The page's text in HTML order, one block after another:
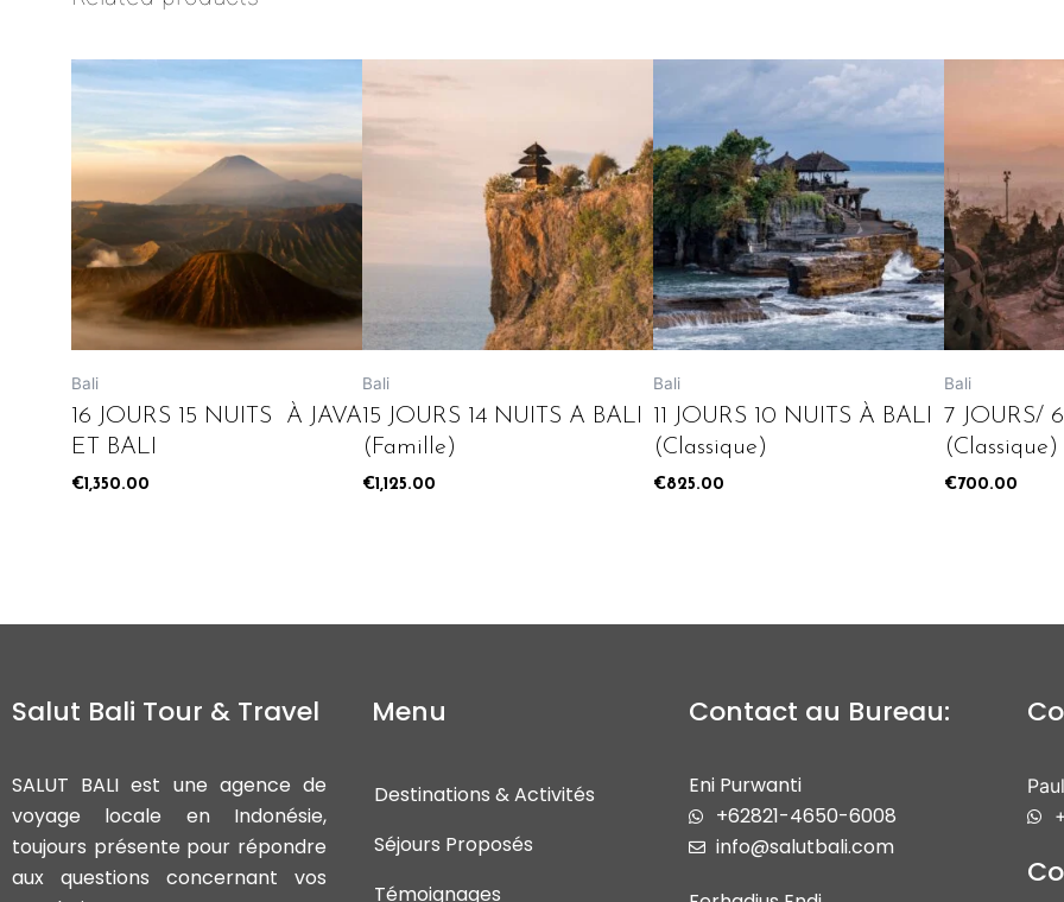
Bali
16 JOURS 15 NUITS À JAVA
ET BALI
€1,350.00
Bali
15 JOURS 14 NUITS A BALI
(Famille)
€1,125.00
Bali
11 JOURS 10 NUITS À BALI
(Classique)
€825.00
Bali
7 JOURS/
(Classique)
€700.00
Salut Bali Tour & Travel
SALUT BALI est une agence de
voyage locale en Indonésie,
toujours présente pour répondre
aux questions concernant vos
Menu
Destinations & Activités
Séjours Proposés
Témoignages
Contact au Bureau:
Eni Purwanti
+62821-4650-6008
info@salutbali.com